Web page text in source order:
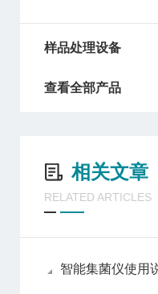
样品处理设备
查看全部产品
相关文章
RELATED ARTICLES
智能集菌仪使用